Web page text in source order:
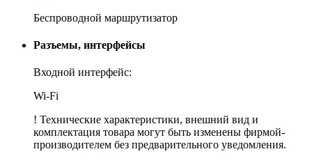
Беспроводной маршрутизатор
Разъемы, интерфейсы
Входной интерфейс:
Wi-Fi
! Технические характеристики, внешний вид и
комплектация товара могут быть изменены фирмой-
производителем без предварительного уведомления.